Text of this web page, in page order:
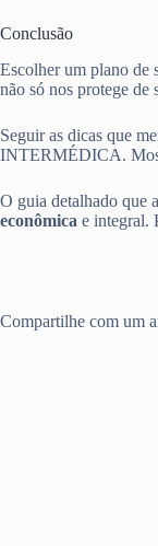
Conclusão
Escolher um plano de
não só nos protege de
Seguir as dicas que
INTERMÉDICA.
O guia detalhado que
econômica e integral.
Compartilhe com um